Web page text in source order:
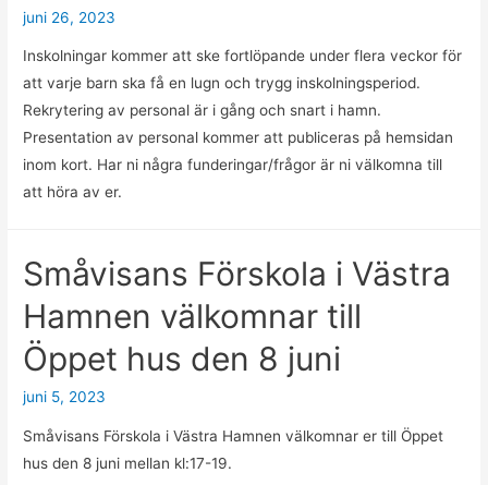
juni 26, 2023
Inskolningar kommer att ske fortlöpande under flera veckor för
att varje barn ska få en lugn och trygg inskolningsperiod.
Rekrytering av personal är i gång och snart i hamn.
Presentation av personal kommer att publiceras på hemsidan
inom kort. Har ni några funderingar/frågor är ni välkomna till
att höra av er.
Småvisans Förskola i Västra
Hamnen välkomnar till
Öppet hus den 8 juni
juni 5, 2023
Småvisans Förskola i Västra Hamnen välkomnar er till Öppet
hus den 8 juni mellan kl:17-19.